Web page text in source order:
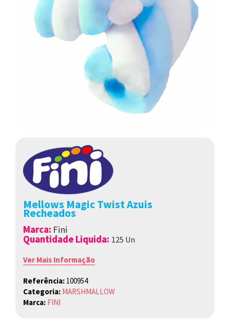
Mellows Magic Twist Azuis
Recheados
Marca: Fini
Quantidade Liquida: 125 Un
Ver Mais Informação
Referência: 100954
Categoria: MARSHMALLOW
Marca: FINI